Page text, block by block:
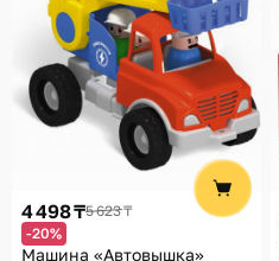
4 498 ₸5 623 ₸
-20%
Машина «Автовышка»